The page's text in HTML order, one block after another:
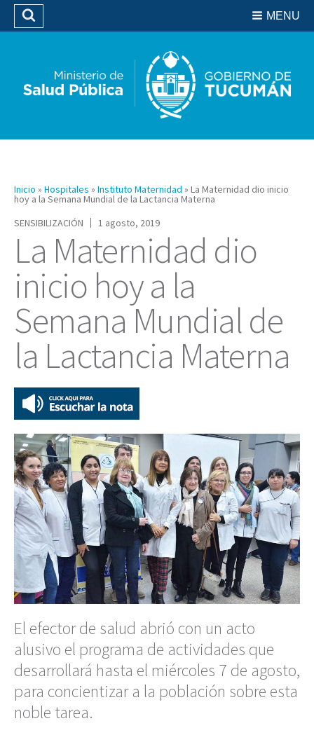
Biblioteca
MENU
Buscar
Inicio » Hospitales » Instituto Maternidad » La Maternidad dio inicio
hoy a la Semana Mundial de la Lactancia Materna
SENSIBILIZACIÓN
1 agosto, 2019
La Maternidad dio
inicio hoy a la
Semana Mundial de
la Lactancia Materna
El efector de salud abrió con un acto
alusivo el programa de actividades que
desarrollará hasta el miércoles 7 de agosto,
para concientizar a la población sobre esta
noble tarea.